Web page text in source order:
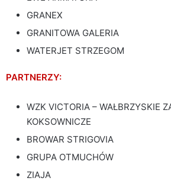
GRANEX
GRANITOWA GALERIA
WATERJET STRZEGOM
PARTNERZY:
WZK VICTORIA – WAŁBRZYSKIE
KOKSOWNICZE
BROWAR STRIGOVIA
GRUPA OTMUCHÓW
ZIAJA